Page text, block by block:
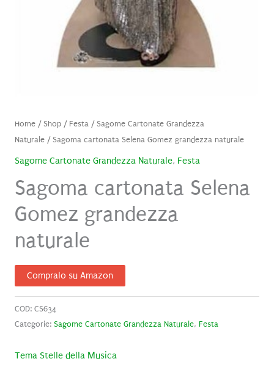
Home/ Shop/ Festa/ Sagome Cartonate Grandezza
Naturale/ Sagoma cartonata Selena Gomez grandezza naturale
Sagome Cartonate Grandezza Naturale, Festa
Sagoma cartonata Selena
Gomez grandezza
naturale
Compralo su Amazon
COD: CS634
Categorie: Sagome Cartonate Grandezza Naturale, Festa
Tema Stelle della Musica